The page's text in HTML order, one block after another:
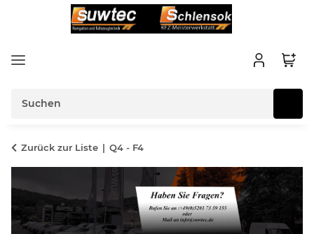
Zurück zur Liste Q4 - F4